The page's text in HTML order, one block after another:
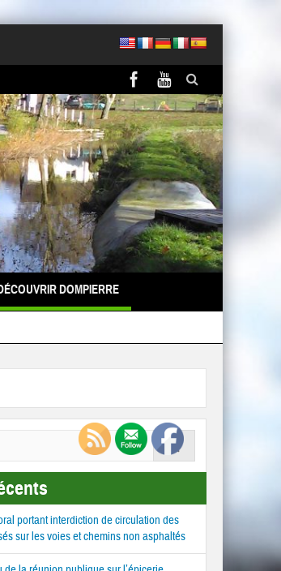
DOMPIERRE
portant interdiction de circulation des
sur les voies et chemins non asphaltés